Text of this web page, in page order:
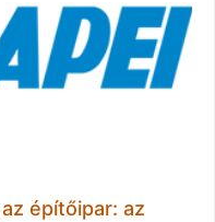
építőipar: az